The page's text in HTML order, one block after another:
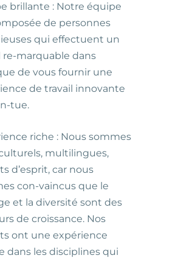
brillante : Notre équipe
de personnes
qui effectuent un
re-marquable dans
de vous fournir une
de travail innovante
tue.
riche : Nous sommes
multilingues,
d’esprit, car nous
con-vaincus que le
et la diversité sont des
de croissance. Nos
ont une expérience
dans les disciplines qui